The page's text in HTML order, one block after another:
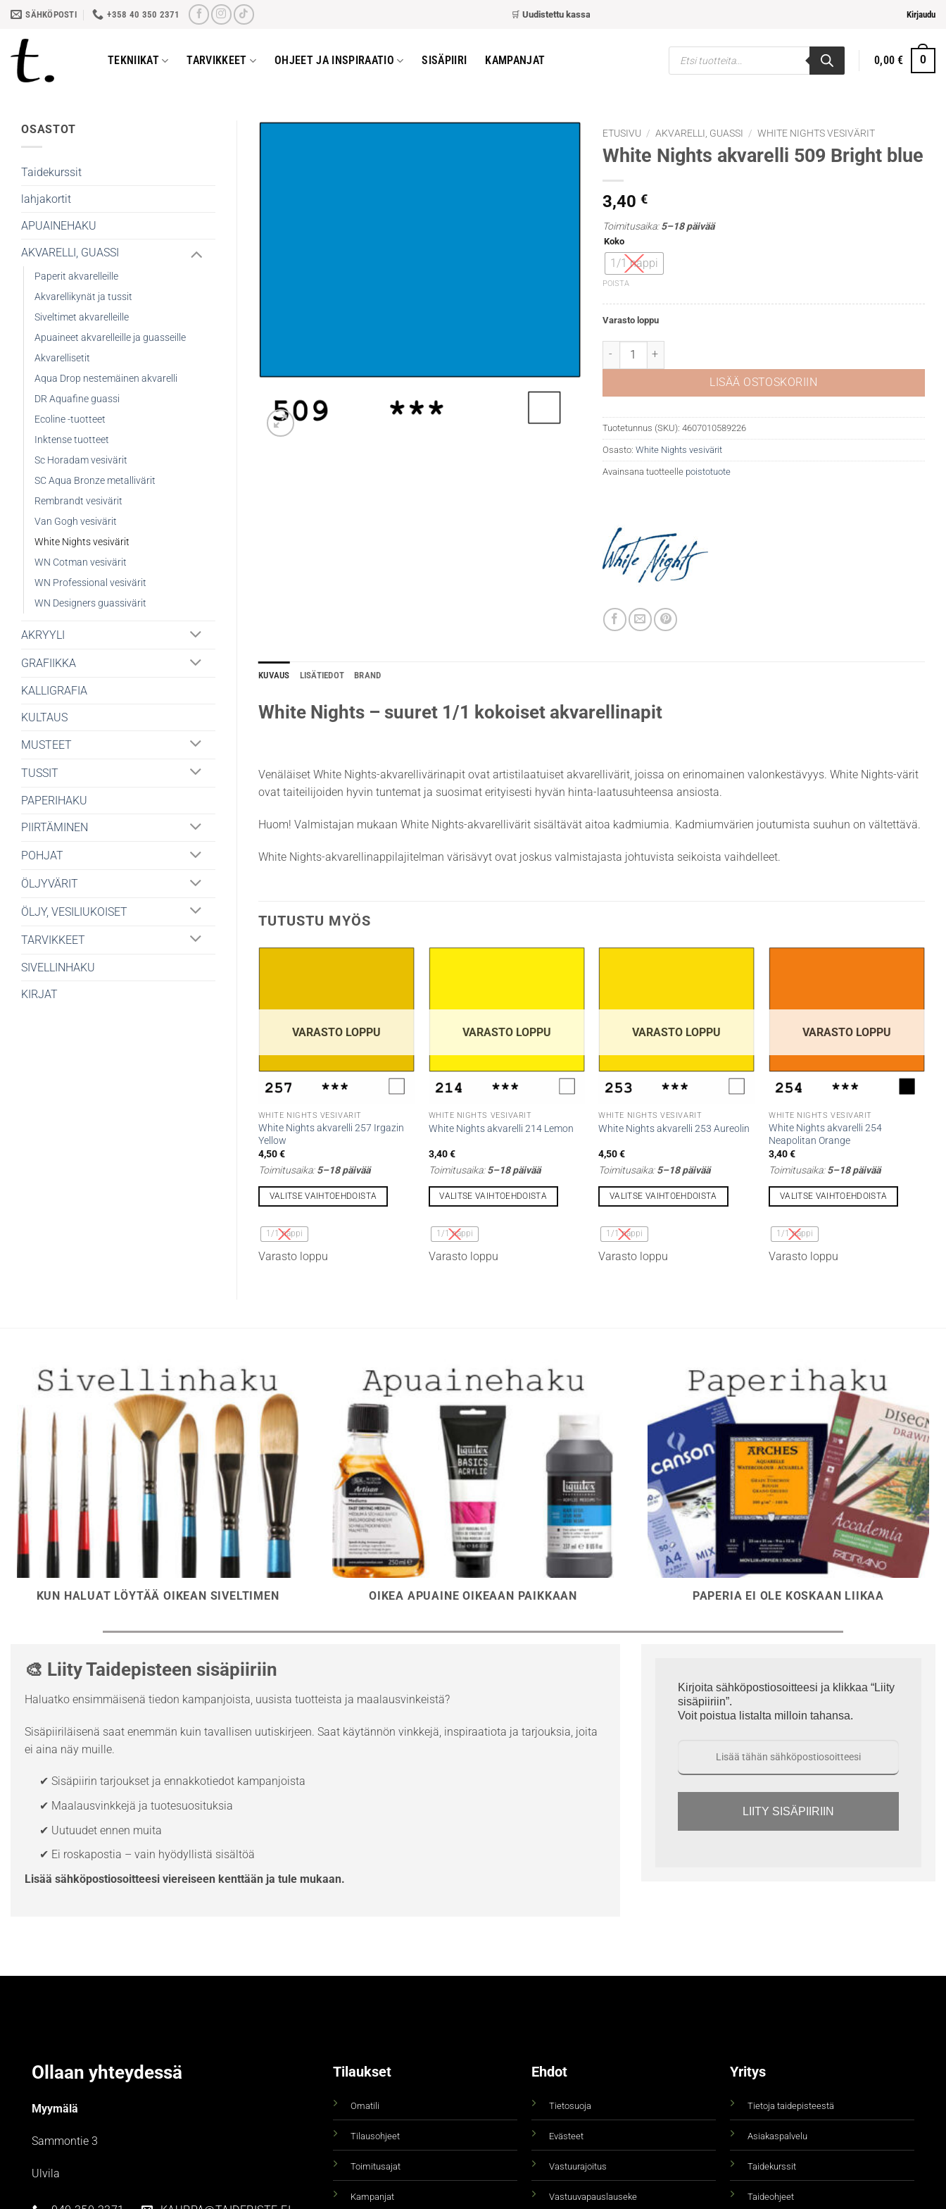
Skip
content
SÄHKÖPOSTI +358 40 350 2371 Uudistettu kassa– nopeampi ja helpompi maksaminen Kirjaudu
TEKNIIKAT TARVIKKEET OHJEET JA INSPIRAATIO SISÄPIIRI KAMPANJAT
Products
search
0,00€ 0
OSASTOT
Taidekurssit
lahjakortit
APUAINEHAKU
AKVARELLI, GUASSI
Paperit akvarelleille
Akvarellikynät ja tussit
Siveltimet akvarelleille
Apuaineet akvarelleille ja guasseille
Akvarellisetit
Aqua Drop nestemäinen akvarelli
DR Aquafine guassi
Ecoline -tuotteet
Inktense tuotteet
Sc Horadam vesivärit
SC Aqua Bronze metallivärit
Rembrandt vesivärit
Van Gogh vesivärit
White Nights vesivärit
WN Cotman vesivärit
WN Professional vesivärit
WN Designers guassivärit
AKRYYLI
GRAFIIKKA
KALLIGRAFIA
KULTAUS
MUSTEET
TUSSIT
PAPERIHAKU
PIIRTÄMINEN
POHJAT
ÖLJYVÄRIT
ÖLJY, VESILIUKOISET
TARVIKKEET
SIVELLINHAKU
KIRJAT
ETUSIVU / AKVARELLI, GUASSI / WHITE NIGHTS VESIVÄRIT
White Nights akvarelli 509 Bright blue
3,40 €
Toimitusaika:5–18 päivää
Koko
1/1 nappi
POISTA
Varasto loppu
White Nights akvarelli 509 Bright blue määrä
LISÄÄ OSTOSKORIIN
Tuotetunnus (SKU): 4607010589226
Osasto: White Nights vesivärit
Avainsana tuotteelle poistotuote
KUVAUS LISÄTIEDOT BRAND
White Nights – suuret 1/1 kokoiset akvarellinapit
Venäläiset White Nights-akvarellivärinapit ovat artistilaatuiset akvarellivärit, joissa on erinomainen valonkestävyys. White Nights-värit
ovat taiteilijoiden hyvin tuntemat ja suosimat erityisesti hyvän hinta-laatusuhteensa ansiosta.
Huom! Valmistajan mukaan White Nights-akvarellivärit sisältävät aitoa kadmiumia. Kadmiumvärien joutumista suuhun on vältettävä.
White Nights-akvarellinappilajitelman värisävyt ovat joskus valmistajasta johtuvista seikoista vaihdelleet.
TUTUSTU MYÖS
VARASTO LOPPU
WHITE NIGHTS VESIVÄRIT
White Nights akvarelli 257 Irgazin
Yellow
4,50€
Toimitusaika:5–18 päivää
VALITSE VAIHTOEHDOISTA
tuotteella
useampi
1/1 nappi
Varasto loppu
VARASTO LOPPU
WHITE NIGHTS VESIVÄRIT
White Nights akvarelli 214 Lemon
3,40€
Toimitusaika:5–18 päivää
VALITSE VAIHTOEHDOISTA
tuotteella
useampi
1/1 nappi
Varasto loppu
VARASTO LOPPU
WHITE NIGHTS VESIVÄRIT
White Nights akvarelli 253 Aureolin
4,50€
Toimitusaika:5–18 päivää
VALITSE VAIHTOEHDOISTA
tuotteella
useampi
1/1 nappi
Varasto loppu
VARASTO LOPPU
WHITE NIGHTS VESIVÄRIT
White Nights akvarelli 254
Neapolitan Orange
3,40€
Toimitusaika:5–18 päivää
VALITSE VAIHTOEHDOISTA
tuotteella
useampi
1/1 nappi
Varasto loppu
KUN HALUAT LÖYTÄÄ OIKEAN SIVELTIMEN OIKEA APUAINE OIKEAAN PAIKKAAN PAPERIA EI OLE KOSKAAN LIIKAA
🎨 Liity Taidepisteen sisäpiiriin
Haluatko ensimmäisenä tiedon kampanjoista, uusista tuotteista ja maalausvinkeistä?
Sisäpiiriläisenä saat enemmän kuin tavallisen uutiskirjeen. Saat käytännön vinkkejä, inspiraatiota ja tarjouksia, joita
ei aina näy muille.
✔ Sisäpiirin tarjoukset ja ennakkotiedot kampanjoista
✔ Maalausvinkkejä ja tuotesuosituksia
✔ Uutuudet ennen muita
✔ Ei roskapostia – vain hyödyllistä sisältöä
Lisää sähköpostiosoitteesi viereiseen kenttään ja tule mukaan.
Kirjoita sähköpostiosoitteesi ja klikkaa “Liity
sisäpiiriin”.
Voit poistua listalta milloin tahansa.
LIITY SISÄPIIRIIN
Ollaan yhteydessä
Myymälä
Sammontie 3
Ulvila
Tilaukset
Omatili
Tilausohjeet
Toimitusajat
Kampanjat
Ehdot
Tietosuoja
Evästeet
Vastuurajoitus
Vastuuvapauslauseke
Yritys
Tietoja taidepisteestä
Asiakaspalvelu
Taidekurssit
Taideohjeet